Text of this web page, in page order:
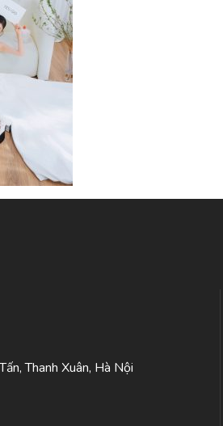
Thanh Xuân, Hà Nội